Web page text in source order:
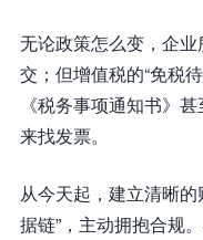
无论政策怎么变，企业
交；但增值税的“免税
《税务事项通知书》
来找发票。
从今天起，建立清晰
据链”，主动拥抱合规